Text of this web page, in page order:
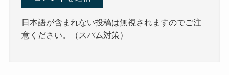
日本語が含まれない投稿は無視されますのでご注
意ください。（スパム対策）